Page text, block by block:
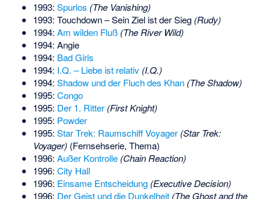
1993: Spurlos (The Vanishing)
1993: Touchdown – Sein Ziel ist der Sieg (Rudy)
1994: Am wilden Fluß (The River Wild)
1994: Angie
1994: Bad Girls
1994: I.Q. – Liebe ist relativ (I.Q.)
1994: Shadow und der Fluch des Khan (The Shadow)
1995: Congo
1995: Der 1. Ritter (First Knight)
1995: Powder
1995: Star Trek: Raumschiff Voyager (Star Trek:
Voyager)(Fernsehserie, Thema)
1996: Außer Kontrolle (Chain Reaction)
1996: City Hall
1996: Einsame Entscheidung (Executive Decision)
1996: Der Geist und die Dunkelheit (The Ghost and the